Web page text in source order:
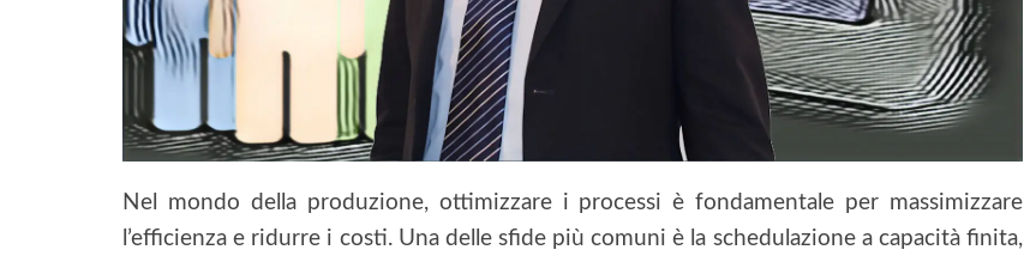
Nel mondo della produzione, ottimizzare i processi è fondamentale per massimizzare
l’efficienza e ridurre i costi. Una delle sfide più comuni è la schedulazione a capacità finita,